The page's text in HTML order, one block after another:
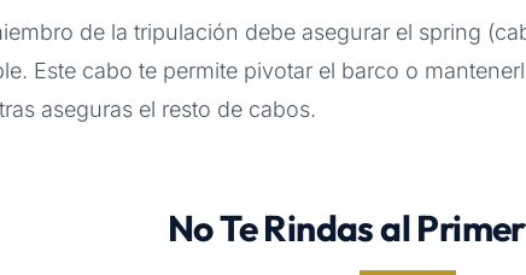
de la tripulación debe asegurar el spring
Este cabo te permite pivotar el barco o
aseguras el resto de cabos.
No Te Rindas al